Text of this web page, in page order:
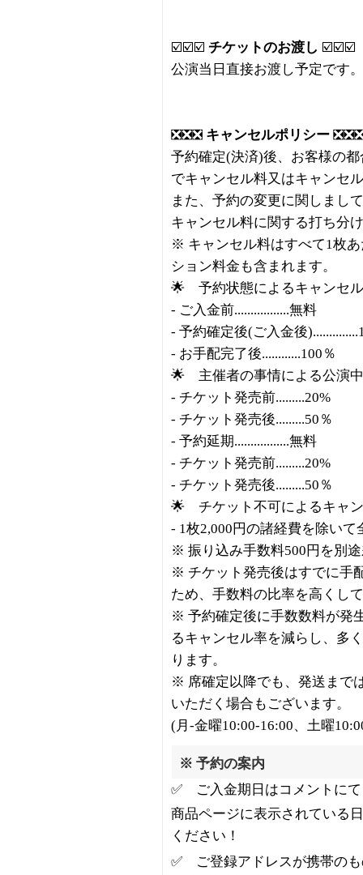
☑️☑️☑️ チケットのお渡し ☑️☑️☑️
公演当日直接お渡し予定です。
❎❎❎ キャンセルポリシー
予約確定(決済)後、お客様の
でキャンセル料又はキャンセ
また、予約の変更に関しまし
キャンセル料に関する打ち分
※ キャンセル料はすべて1枚
ション料金も含まれます。
🌟 予約状態によるキャンセ
- ご入金前.................無料
- 予約確定後(ご入金後
- お手配完了後............100％
🌟 主催者の事情による公演
- チケット発売前.........20%
- チケット発売後.........50％
- 予約延期.................無料
- チケット発売前.........20%
- チケット発売後.........50％
🌟 チケット不可によるキャ
- 1枚2,000円の諸経費を除いて
※ 振り込み手数料500円を別
※ チケット発売後はすでに手
ため、手数料の比率を高くし
※ 予約確定後に手数数料が発
るキャンセル率を減らし、多
ります。
※ 席確定以降でも、発送まで
いただく場合もございます。
(月-金曜10:00-16:00、土曜
※ 予約の案内
✅ ご入金期日はコメントに
商品ページに表示されている
ください！
✅ ご登録アドレスが携帯の